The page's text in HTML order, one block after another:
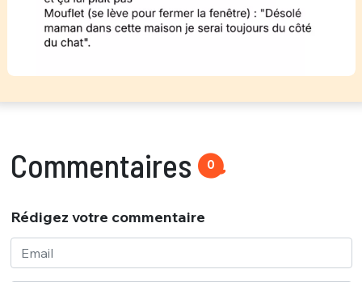
Commentaires 0
Rédigez votre commentaire